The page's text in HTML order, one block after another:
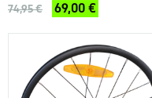
74,95 € 69,00 €